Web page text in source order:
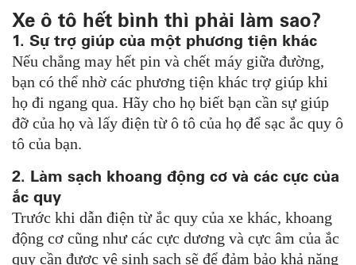
Xe ô tô hết bình thì phải làm sao?
1. Sự trợ giúp của một phương tiện khác
Nếu chẳng may hết pin và chết máy giữa đường,
bạn có thể nhờ các phương tiện khác trợ giúp khi
họ đi ngang qua. Hãy cho họ biết bạn cần sự giúp
đỡ của họ và lấy điện từ ô tô của họ để sạc ắc quy ô
tô của bạn.
2. Làm sạch khoang động cơ và các cực của
ắc quy
Trước khi dẫn điện từ ắc quy của xe khác, khoang
động cơ cũng như các cực dương và cực âm của ắc
quy cần được vệ sinh sạch sẽ để đảm bảo khả năng